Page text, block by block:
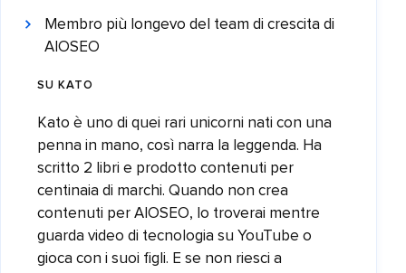
Membro più longevo del team di crescita di
AIOSEO
SU KATO
Kato è uno di quei rari unicorni nati con una
penna in mano, così narra la leggenda. Ha
scritto 2 libri e prodotto contenuti per
centinaia di marchi. Quando non crea
contenuti per AIOSEO, lo troverai mentre
guarda video di tecnologia su YouTube o
gioca con i suoi figli. E se non riesci a